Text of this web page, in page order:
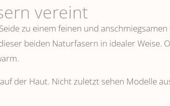
vereint
zu einem feinen und
beiden Naturfasern in idealer Weise.
der Haut. Nicht zuletzt sehen Modelle